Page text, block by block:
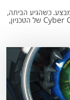
כשהגיע הביתה,
הוא הריץ תוכנה לפי שיטת האקינג שלמד ב-Cyber Camp של הטכניון,